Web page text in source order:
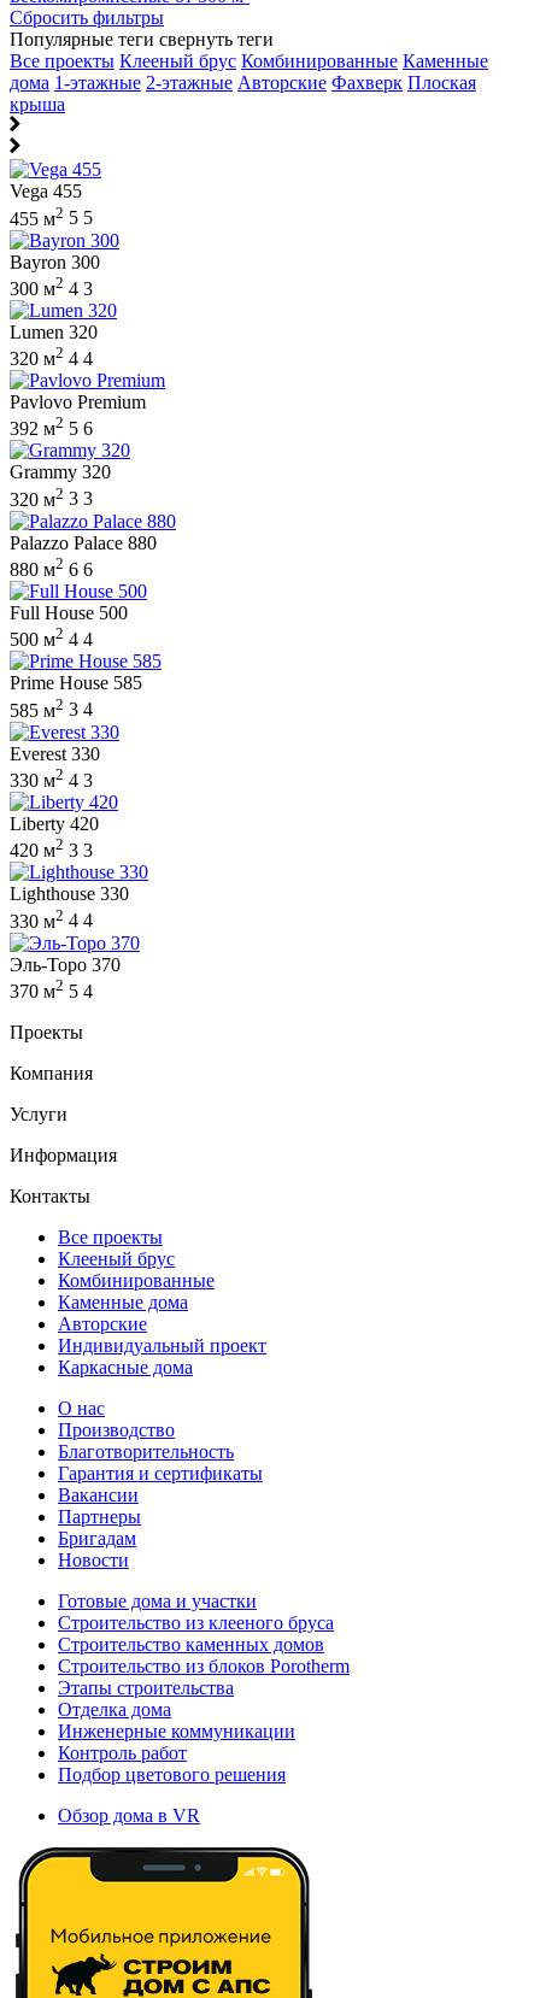
Сбросить фильтры
Популярные теги свернуть теги
Все проекты Клееный брус Комбинированные Каменные
дома 1-этажные 2-этажные Авторские Фахверк Плоская
крыша
Vega 455
455 м2 5 5
Bayron 300
300 м2 4 3
Lumen 320
320 м2 4 4
Pavlovo Premium
392 м2 5 6
Grammy 320
320 м2 3 3
Palazzo Palace 880
880 м2 6 6
Full House 500
500 м2 4 4
Prime House 585
585 м2 3 4
Everest 330
330 м2 4 3
Liberty 420
420 м2 3 3
Lighthouse 330
330 м2 4 4
Эль-Торо 370
370 м2 5 4
Проекты
Компания
Услуги
Информация
Контакты
Все проекты
Клееный брус
Комбинированные
Каменные дома
Авторские
Индивидуальный проект
Каркасные дома
О нас
Производство
Благотворительность
Гарантия и сертификаты
Вакансии
Партнеры
Бригадам
Новости
Готовые дома и участки
Строительство из клееного бруса
Строительство каменных домов
Строительство из блоков Porotherm
Этапы строительства
Отделка дома
Инженерные коммуникации
Контроль работ
Подбор цветового решения
Обзор дома в VR